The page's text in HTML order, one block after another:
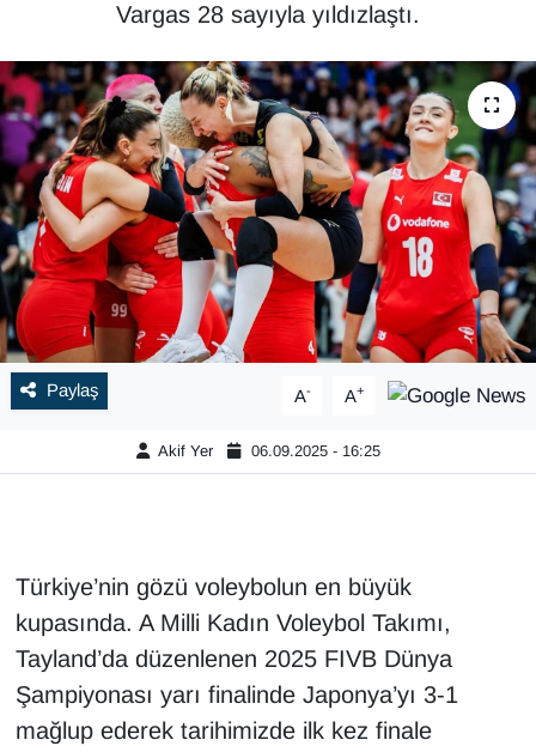
Vargas 28 sayıyla yıldızlaştı.
Paylaş A- A+
Akif Yer 06.09.2025 - 16:25
Türkiye’nin gözü voleybolun en büyük
kupasında. A Milli Kadın Voleybol Takımı,
Tayland’da düzenlenen 2025 FIVB Dünya
Şampiyonası yarı finalinde Japonya’yı 3-1
mağlup ederek tarihimizde ilk kez finale